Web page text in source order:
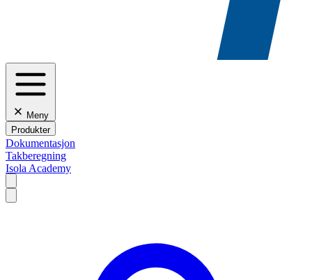
Meny
Produkter
Dokumentasjon
Takberegning
Isola Academy